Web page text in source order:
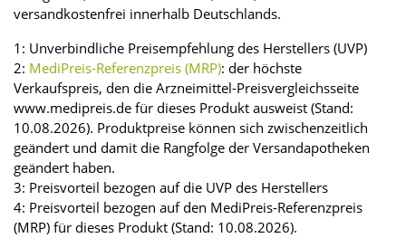
versandkostenfrei innerhalb Deutschlands.
1: Unverbindliche Preisempfehlung des Herstellers (UVP)
2: MediPreis-Referenzpreis (MRP): der höchste
Verkaufspreis, den die Arzneimittel-Preisvergleichsseite
www.medipreis.de für dieses Produkt ausweist (Stand:
10.08.2026). Produktpreise können sich zwischenzeitlich
geändert und damit die Rangfolge der Versandapotheken
geändert haben.
3: Preisvorteil bezogen auf die UVP des Herstellers
4: Preisvorteil bezogen auf den MediPreis-Referenzpreis
(MRP) für dieses Produkt (Stand: 10.08.2026).